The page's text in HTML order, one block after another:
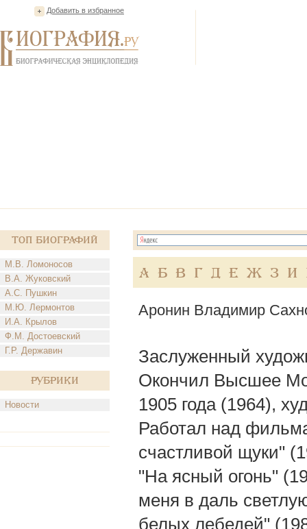
Добавить в избранное
Топ Биографий
М.В. Ломоносов
В.А. Жуковский
А.С. Пушкин
М.Ю. Лермонтов
И.А. Крылов
Ф.М. Достоевский
Г.Р. Державин
Рубрики
Новости
А Б В Г Д Е Ж З И
Аронин Владимир
Заслуженный
Окончил Высшее
1905 года (1964),
Работал над
счастливой щуки"
"На ясный огонь"
меня в даль
белых лебедей"